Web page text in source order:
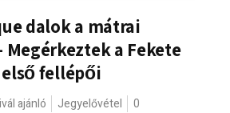
dalok a mátrai
Megérkeztek a Fekete
fellépői
ajánló Jegyelővétel
0